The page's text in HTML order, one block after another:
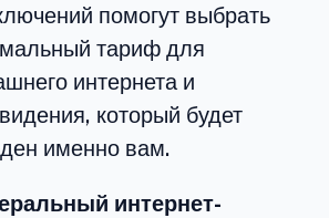
помогут выбрать
тариф для
интернета и
который будет
именно вам.
интернет-